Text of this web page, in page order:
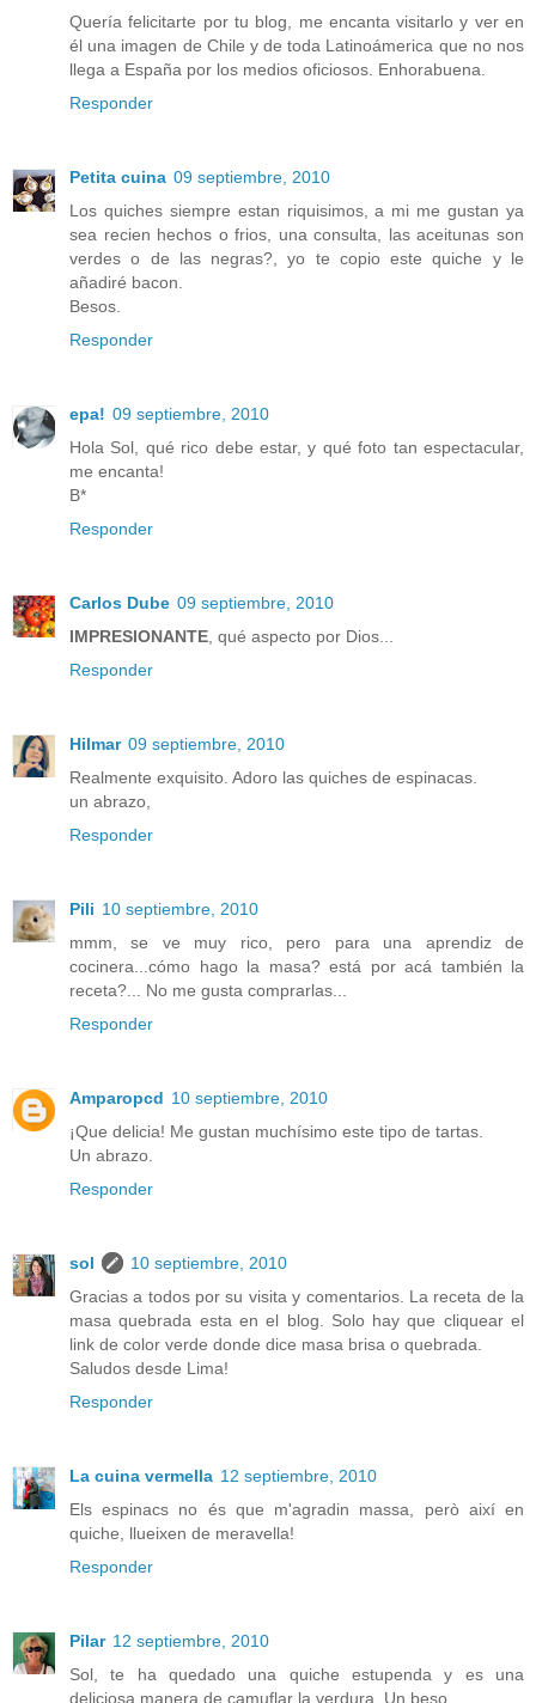
Quería felicitarte por tu blog, me encanta visitarlo y ver en
él una imagen de Chile y de toda Latinoámerica que no nos
llega a España por los medios oficiosos. Enhorabuena.
Responder
Petita cuina 09 septiembre, 2010
Los quiches siempre estan riquisimos, a mi me gustan ya
sea recien hechos o frios, una consulta, las aceitunas son
verdes o de las negras?, yo te copio este quiche y le
añadiré bacon.
Besos.
Responder
epa! 09 septiembre, 2010
Hola Sol, qué rico debe estar, y qué foto tan espectacular,
me encanta!
B*
Responder
Carlos Dube 09 septiembre, 2010
IMPRESIONANTE , qué aspecto por Dios...
Responder
Hilmar 09 septiembre, 2010
Realmente exquisito. Adoro las quiches de espinacas.
un abrazo,
Responder
Pili 10 septiembre, 2010
mmm, se ve muy rico, pero para una aprendiz de
cocinera...cómo hago la masa? está por acá también la
receta?... No me gusta comprarlas...
Responder
Amparopcd 10 septiembre, 2010
¡Que delicia! Me gustan muchísimo este tipo de tartas.
Un abrazo.
Responder
sol
10 septiembre, 2010
Gracias a todos por su visita y comentarios. La receta de la
masa quebrada esta en el blog. Solo hay que cliquear el
link de color verde donde dice masa brisa o quebrada.
Saludos desde Lima!
Responder
La cuina vermella 12 septiembre, 2010
Els espinacs no és que m'agradin massa, però així en
quiche, llueixen de meravella!
Responder
Pilar 12 septiembre, 2010
Sol, te ha quedado una quiche estupenda y es una
deliciosa manera de camuflar la verdura. Un beso